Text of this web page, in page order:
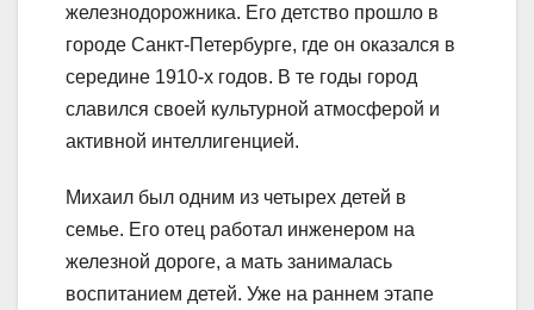
железнодорожника. Его детство прошло в
городе Санкт-Петербурге, где он оказался в
середине 1910-х годов. В те годы город
славился своей культурной атмосферой и
активной интеллигенцией.
Михаил был одним из четырех детей в
семье. Его отец работал инженером на
железной дороге, а мать занималась
воспитанием детей. Уже на раннем этапе